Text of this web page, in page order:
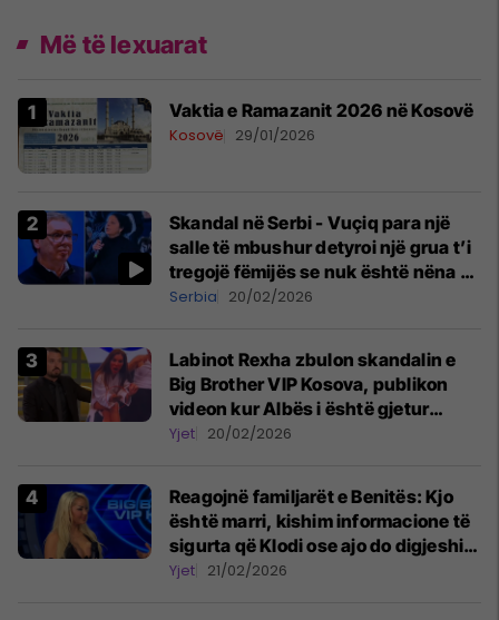
Më të lexuarat
Vaktia e Ramazanit 2026 në Kosovë
Kosovë 29/01/2026
Skandal në Serbi - Vuçiq para një
salle të mbushur detyroi një grua t’i
tregojë fëmijës se nuk është nëna e
tij
Serbia 20/02/2026
Labinot Rexha zbulon skandalin e
Big Brother VIP Kosova, publikon
videon kur Albës i është gjetur
telefoni në shtëpi
Yjet 20/02/2026
Reagojnë familjarët e Benitës: Kjo
është marri, kishim informacione të
sigurta që Klodi ose ajo do digjeshin
për Hygertën
Yjet 21/02/2026